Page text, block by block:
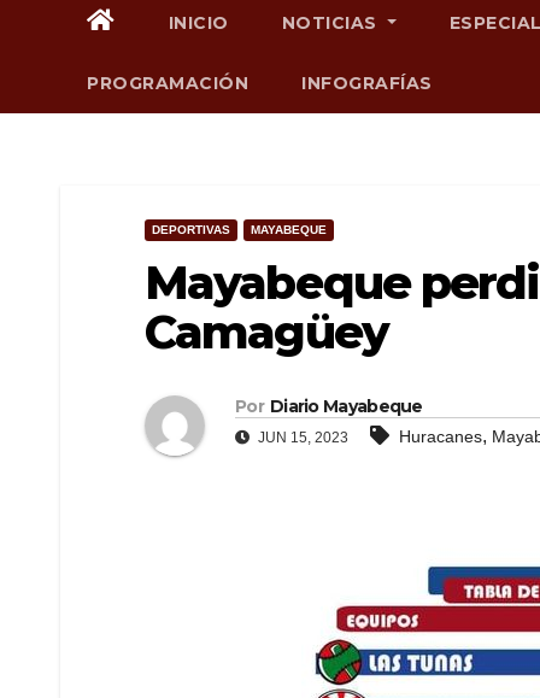
INICIO NOTICIAS
PROGRAMACIÓN INFOGRAFÍAS
DEPORTIVAS MAYABEQUE
Mayabeque
Camagüey
Por Diario Mayabeque
JUN 15, 2023 Huracanes,